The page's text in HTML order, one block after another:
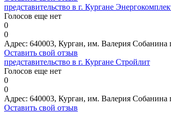
представительство в г. Кургане
Голосов еще нет
0
0
Адрес: 640003, Курган, им. Валерия Собанина
Оставить свой отзыв
представительство в г. Кургане Стройлит
Голосов еще нет
0
0
Адрес: 640003, Курган, им. Валерия Собанина
Оставить свой отзыв